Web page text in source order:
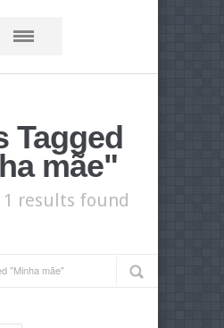
Tagged
mãe"
1 results found
"Minha mãe"